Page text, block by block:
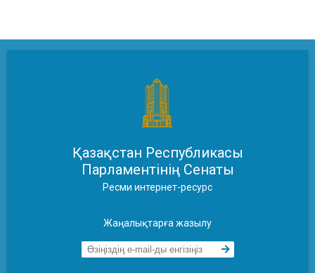
Қазақстан Республикасы
Парламентінің Сенаты
Ресми интернет-ресурс
Жаңалықтарға жазылу